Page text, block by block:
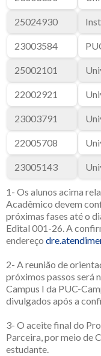
25024930
23003584
25002101
22002921
23003791
22005708
23005143
1- Os alunos acima
Acadêmico devem
próximas fases até o
Edital 001-26. A
endereço
2- A reunião de
próximos passos será
Campus I da PUC-
divulgados após a
3- O aceite final do
Parceira, por meio de
estudante.